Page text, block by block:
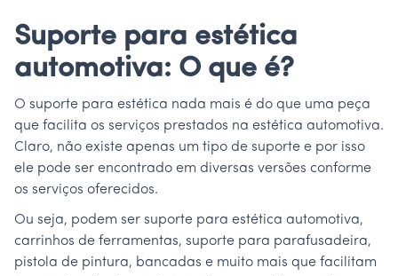
Suporte para estética
automotiva: O que é?
O suporte para estética nada mais é do que uma peça
que facilita os serviços prestados na estética automotiva.
Claro, não existe apenas um tipo de suporte e por isso
ele pode ser encontrado em diversas versões conforme
os serviços oferecidos.
Ou seja, podem ser suporte para estética automotiva,
carrinhos de ferramentas, suporte para parafusadeira,
pistola de pintura, bancadas e muito mais que facilitam